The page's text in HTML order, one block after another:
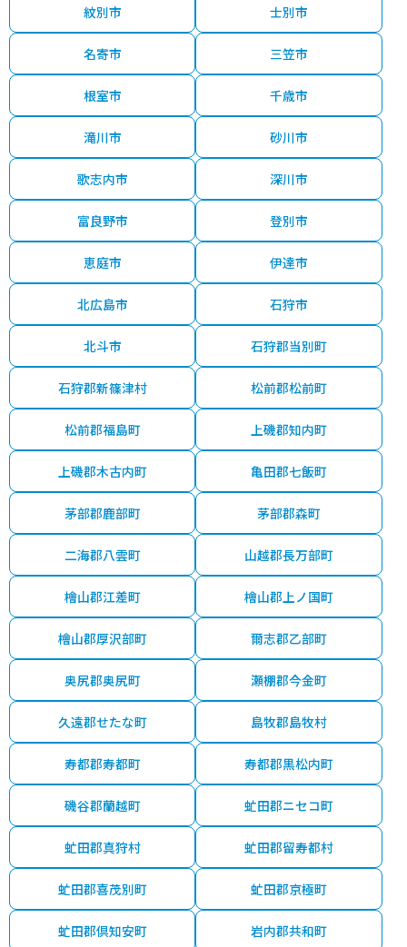
紋別市 士別市
名寄市 三笠市
根室市 千歳市
滝川市 砂川市
歌志内市 深川市
富良野市 登別市
恵庭市 伊達市
北広島市 石狩市
北斗市 石狩郡当別町
石狩郡新篠津村 松前郡松前町
松前郡福島町 上磯郡知内町
上磯郡木古内町 亀田郡七飯町
茅部郡鹿部町 茅部郡森町
二海郡八雲町 山越郡長万部町
檜山郡江差町 檜山郡上ノ国町
檜山郡厚沢部町 爾志郡乙部町
奥尻郡奥尻町 瀬棚郡今金町
久遠郡せたな町 島牧郡島牧村
寿都郡寿都町 寿都郡黒松内町
磯谷郡蘭越町 虻田郡ニセコ町
虻田郡真狩村 虻田郡留寿都村
虻田郡喜茂別町 虻田郡京極町
虻田郡倶知安町 岩内郡共和町